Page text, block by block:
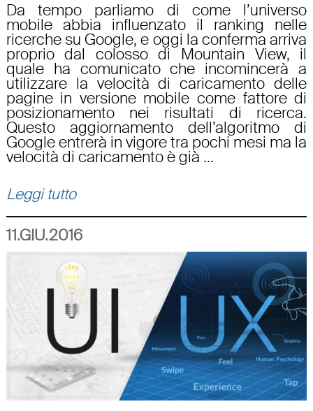
Da tempo parliamo di come l’universo
mobile abbia influenzato il ranking nelle
ricerche su Google, e oggi la conferma arriva
proprio dal colosso di Mountain View, il
quale ha comunicato che incomincerà a
utilizzare la velocità di caricamento delle
pagine in versione mobile come fattore di
posizionamento nei risultati di ricerca.
Questo aggiornamento dell’algoritmo di
Google entrerà in vigore tra pochi mesi ma la
velocità di caricamento è già ...
Leggi tutto
11.GIU.2016